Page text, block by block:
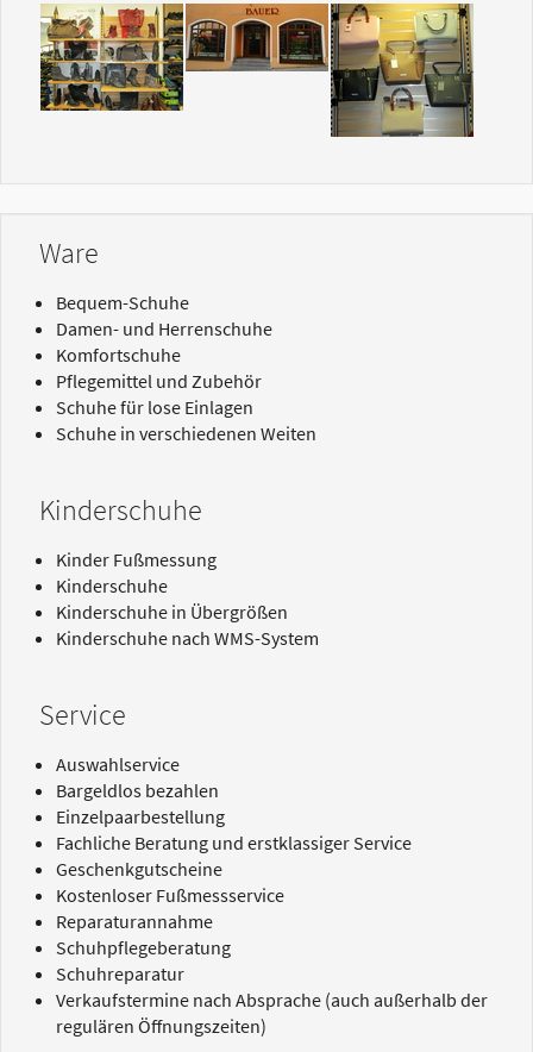
Show larger versionShow larger versionShow larger version
Ware
Bequem-Schuhe
Damen- und Herrenschuhe
Komfortschuhe
Pflegemittel und Zubehör
Schuhe für lose Einlagen
Schuhe in verschiedenen Weiten
Kinderschuhe
Kinder Fußmessung
Kinderschuhe
Kinderschuhe in Übergrößen
Kinderschuhe nach WMS-System
Service
Auswahlservice
Bargeldlos bezahlen
Einzelpaarbestellung
Fachliche Beratung und erstklassiger Service
Geschenkgutscheine
Kostenloser Fußmessservice
Reparaturannahme
Schuhpflegeberatung
Schuhreparatur
Verkaufstermine nach Absprache (auch außerhalb der
regulären Öffnungszeiten)